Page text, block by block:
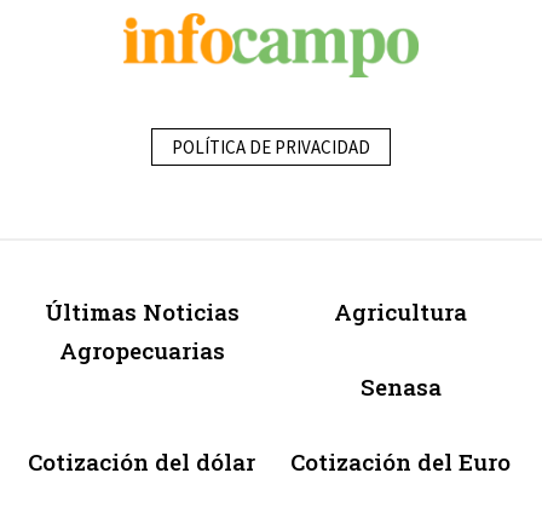
POLÍTICA DE PRIVACIDAD
Últimas Noticias
Agropecuarias
Agricultura
Senasa
Cotización del dólar Cotización del Euro